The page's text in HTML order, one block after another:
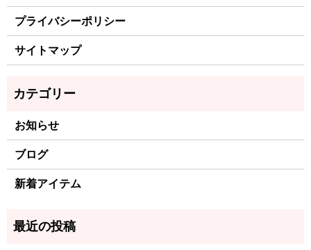
プライバシーポリシー
サイトマップ
お知らせ
ブログ
新着アイテム